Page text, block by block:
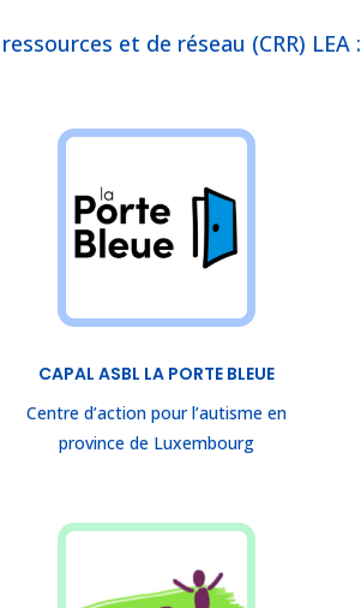
et de réseau (CRR) LEA :
CAPAL ASBL LA PORTE BLEUE
Centre d’action pour l’autisme en
province de Luxembourg